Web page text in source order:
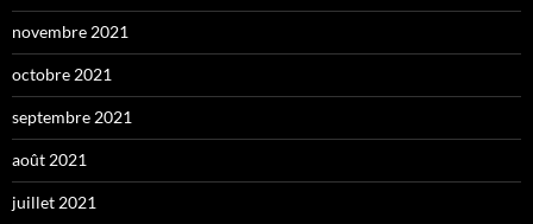
novembre 2021
octobre 2021
septembre 2021
août 2021
juillet 2021